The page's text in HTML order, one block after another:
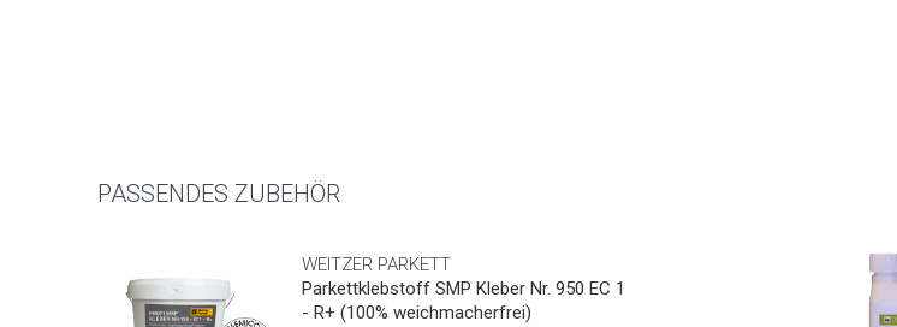
PASSENDES ZUBEHÖR
WEITZER PARKETT
Parkettklebstoff SMP Kleber Nr. 950 EC 1
- R+ (100% weichmacherfrei)